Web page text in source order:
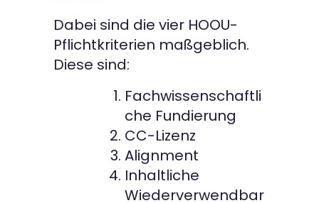
Dabei sind die vier HOOU-
Pflichtkriterien maßgeblich.
Diese sind:
Fachwissenschaftli
che Fundierung
CC-Lizenz
Alignment
Inhaltliche
Wiederverwendbar